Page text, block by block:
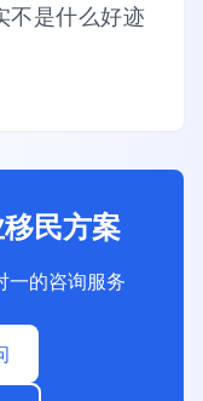
不是什么好迹
民方案
一的咨询服务